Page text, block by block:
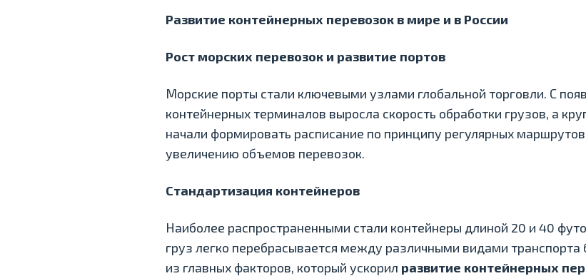
Развитие контейнерных перевозок в мире и в России
Рост морских перевозок и развитие портов
Морские порты стали ключевыми узлами глобальной торговли. С
контейнерных терминалов выросла скорость обработки грузов, а
начали формировать расписание по принципу регулярных
увеличению объемов перевозок.
Стандартизация контейнеров
Наиболее распространенными стали контейнеры длиной 20 и 40
груз легко перебрасывается между различными видами транспорта
из главных факторов, который ускорил развитие контейнерных